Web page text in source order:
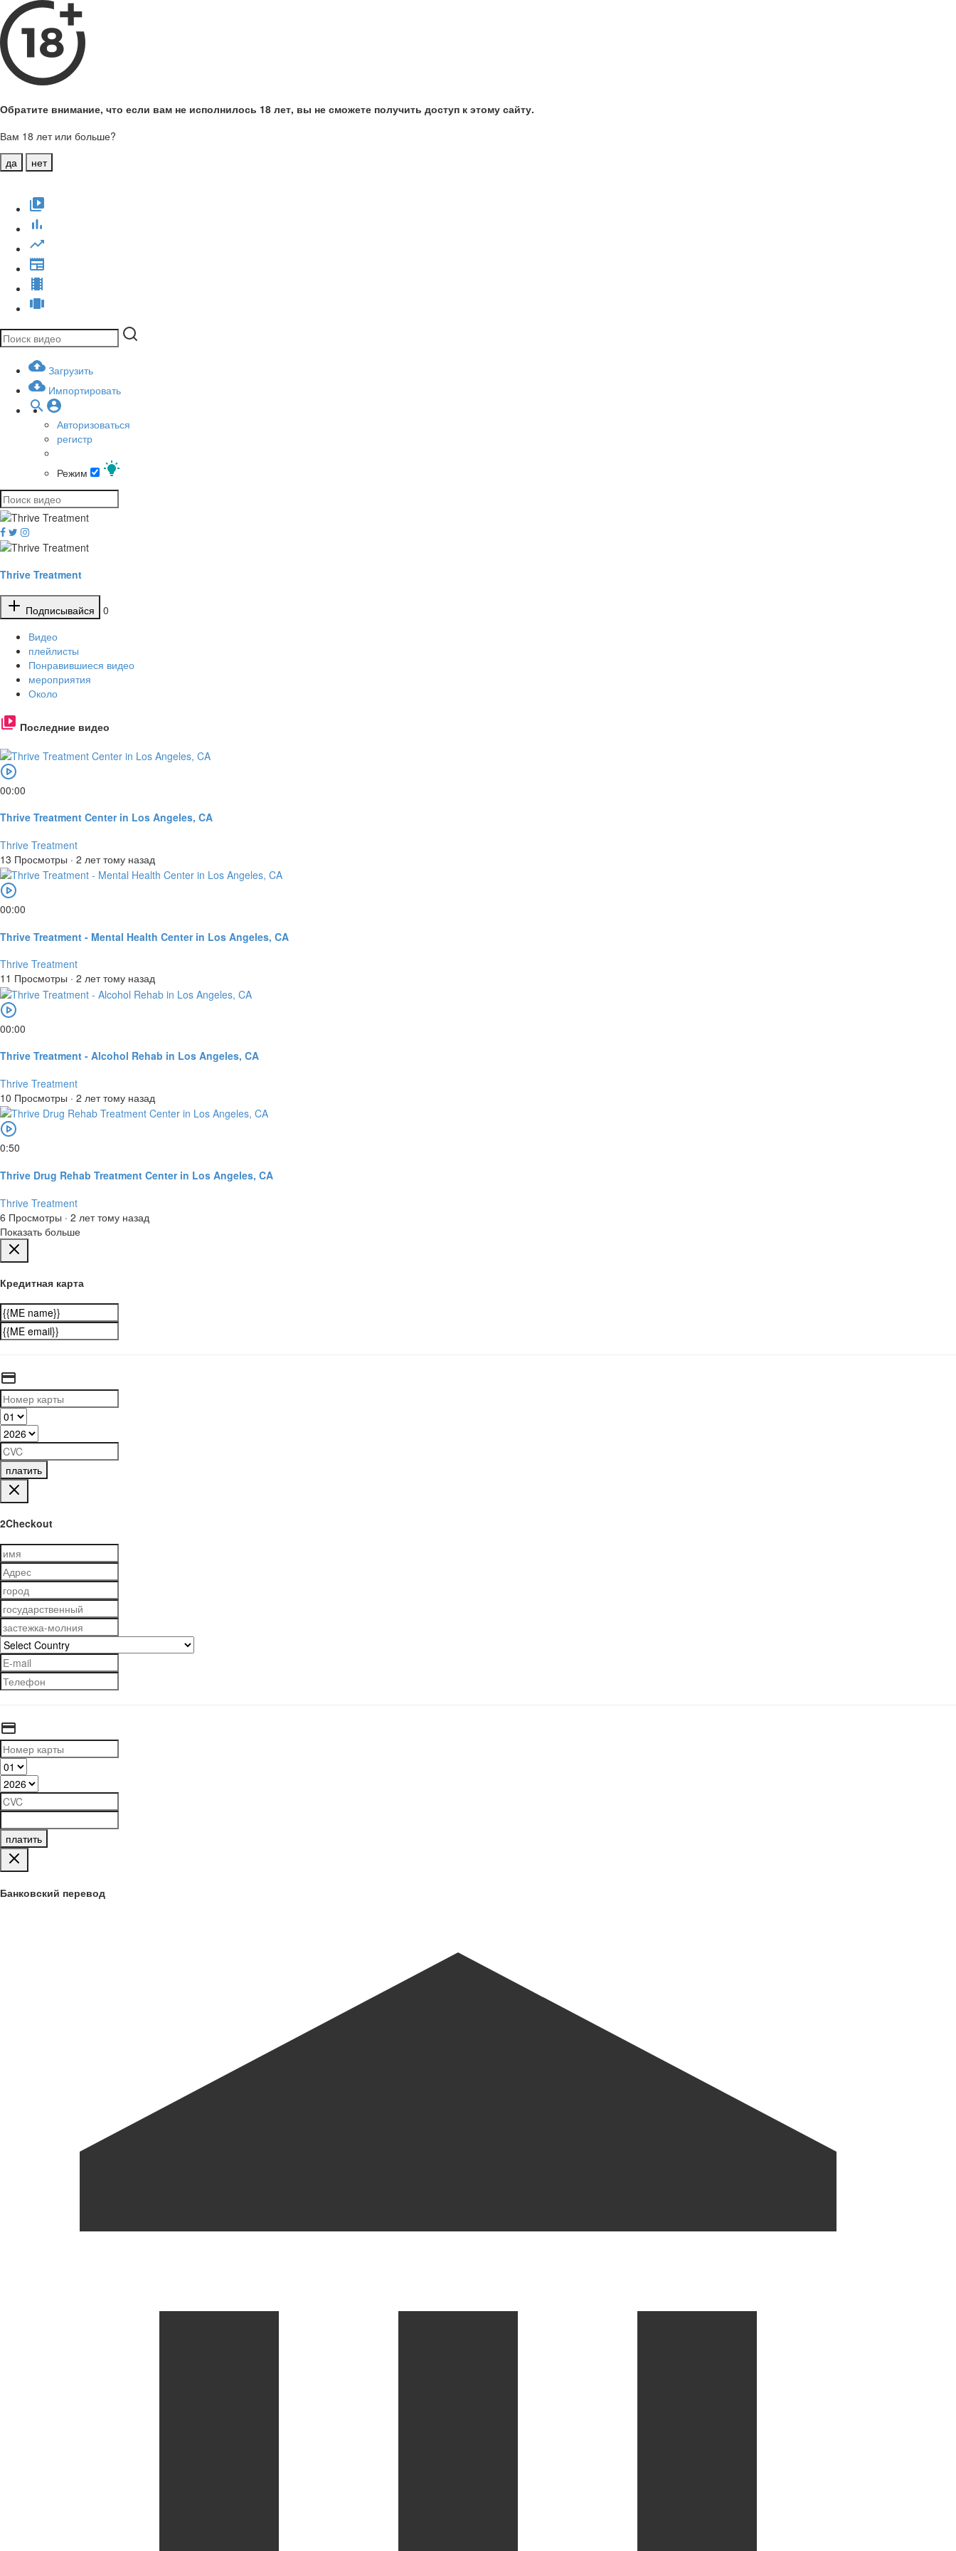
Обратите внимание, что если вам не исполнилось 18 лет, вы не сможете получить доступ к этому сайту.
Вам 18 лет или больше?
да
нет
Загрузить
Импортировать
Авторизоваться
регистр
Режим
Thrive Treatment
Подписывайся
0
Видео
плейлисты
Понравившиеся видео
мероприятия
Около
Последние видео
00:00
Thrive Treatment Center in Los Angeles, CA
Thrive Treatment
13 Просмотры · 2 лет тому назад
00:00
Thrive Treatment - Mental Health Center in Los Angeles, CA
Thrive Treatment
11 Просмотры · 2 лет тому назад
00:00
Thrive Treatment - Alcohol Rehab in Los Angeles, CA
Thrive Treatment
10 Просмотры · 2 лет тому назад
0:50
Thrive Drug Rehab Treatment Center in Los Angeles, CA
Thrive Treatment
6 Просмотры · 2 лет тому назад
Показать больше
Кредитная карта
платить
2Checkout
платить
Банковский перевод